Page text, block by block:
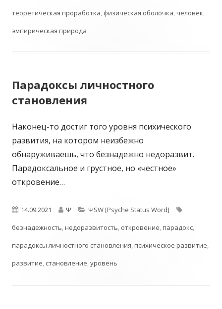
теоретическая проработка, физическая оболочка,человек,
эмпирическая природа
Парадоксы личностного
становления
Наконец-то достиг того уровня психического
развития, на котором неизбежно
обнаруживаешь, что безнадежно недоразвит.
Парадоксальное и грустное, но «честное»
откровение…
Опубликовано
14.09.2021 Автор
Ψ Рубрики
ΨSW [Psyche Status Word]
безнадежность,недоразвитость, откровение,парадокс,
парадоксы личностного становления,психическое развитие,
развитие, становление,уровень